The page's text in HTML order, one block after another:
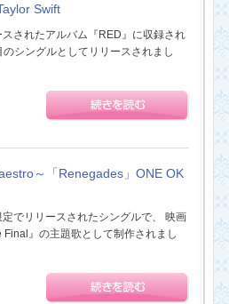
Swift
されたアルバム『RED』に収録され
シングルとしてリリースされまし
～「Renegades」ONE OK
でリリースされたシングルで、 映画
Final』の主題歌として制作されまし